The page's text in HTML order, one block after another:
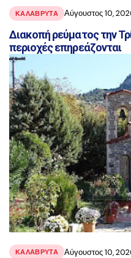
ΚΑΛΑΒΡΥΤΑ Αύγουστος 10,
Διακοπή ρεύματος την
περιοχές επηρεάζονται
ΚΑΛΑΒΡΥΤΑ Αύγουστος 10,